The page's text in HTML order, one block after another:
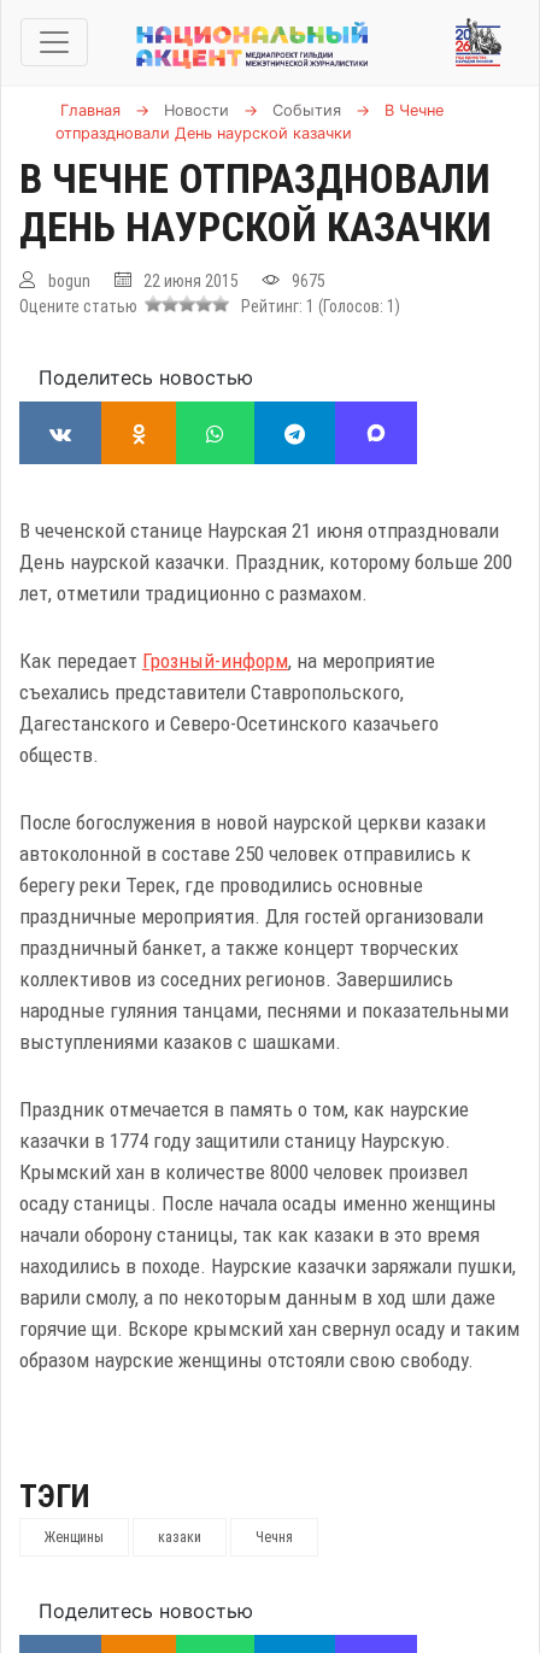
Главная → Новости → События →
В Чечне
отпраздновали День наурской казачки
В ЧЕЧНЕ ОТПРАЗДНОВАЛИ
ДЕНЬ НАУРСКОЙ КАЗАЧКИ
bogun 22 июня 2015
9675
Оцените статью
Рейтинг: 1 (Голосов: 1 )
Поделитесь новостью
В чеченской станице Наурская 21 июня отпраздновали
День наурской казачки. Праздник, которому больше 200
лет, отметили традиционно с размахом.
Как передает Грозный-информ, на мероприятие
съехались представители Ставропольского,
Дагестанского и Северо-Осетинского казачьего
обществ.
После богослужения в новой наурской церкви казаки
автоколонной в составе 250 человек отправились к
берегу реки Терек, где проводились основные
праздничные мероприятия. Для гостей организовали
праздничный банкет, а также концерт творческих
коллективов из соседних регионов. Завершились
народные гуляния танцами, песнями и показательными
выступлениями казаков с шашками.
Праздник отмечается в память о том, как наурские
казачки в 1774 году защитили станицу Наурскую.
Крымский хан в количестве 8000 человек произвел
осаду станицы. После начала осады именно женщины
начали оборону станицы, так как казаки в это время
находились в походе. Наурские казачки заряжали пушки,
варили смолу, а по некоторым данным в ход шли даже
горячие щи. Вскоре крымский хан свернул осаду и таким
образом наурские женщины отстояли свою свободу.
ТЭГИ
Женщины казаки Чечня
Поделитесь новостью